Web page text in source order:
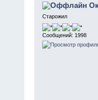
Старожил
Сообщений: 1998